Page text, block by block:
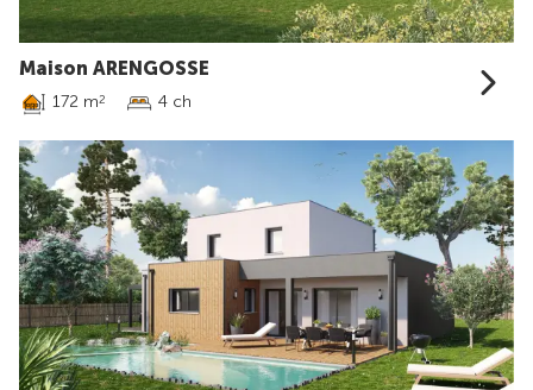
Maison ARENGOSSE
172 m2 4 ch